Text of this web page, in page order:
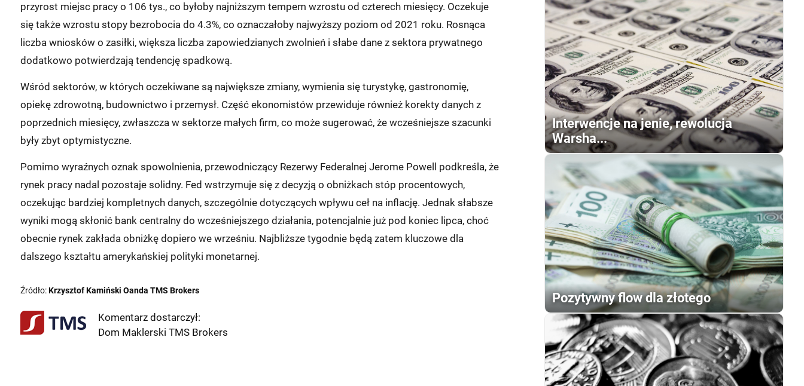
przyrost miejsc pracy o 106 tys., co byłoby najniższym tempem wzrostu od czterech miesięcy. Oczekuje
się także wzrostu stopy bezrobocia do 4.3%, co oznaczałoby najwyższy poziom od 2021 roku. Rosnąca
liczba wniosków o zasiłki, większa liczba zapowiedzianych zwolnień i słabe dane z sektora prywatnego
dodatkowo potwierdzają tendencję spadkową.
Wśród sektorów, w których oczekiwane są największe zmiany, wymienia się turystykę, gastronomię,
opiekę zdrowotną, budownictwo i przemysł. Część ekonomistów przewiduje również korekty danych z
poprzednich miesięcy, zwłaszcza w sektorze małych firm, co może sugerować, że wcześniejsze szacunki
były zbyt optymistyczne.
Pomimo wyraźnych oznak spowolnienia, przewodniczący Rezerwy Federalnej Jerome Powell podkreśla, że
rynek pracy nadal pozostaje solidny. Fed wstrzymuje się z decyzją o obniżkach stóp procentowych,
oczekując bardziej kompletnych danych, szczególnie dotyczących wpływu ceł na inflację. Jednak słabsze
wyniki mogą skłonić bank centralny do wcześniejszego działania, potencjalnie już pod koniec lipca, choć
obecnie rynek zakłada obniżkę dopiero we wrześniu. Najbliższe tygodnie będą zatem kluczowe dla
dalszego kształtu amerykańskiej polityki monetarnej.
Źródło:Krzysztof Kamiński Oanda TMS Brokers
Komentarz dostarczył:
Dom Maklerski TMS Brokers
Interwencje na jenie, rewolucja
Warsha...
Pozytywny flow dla złotego